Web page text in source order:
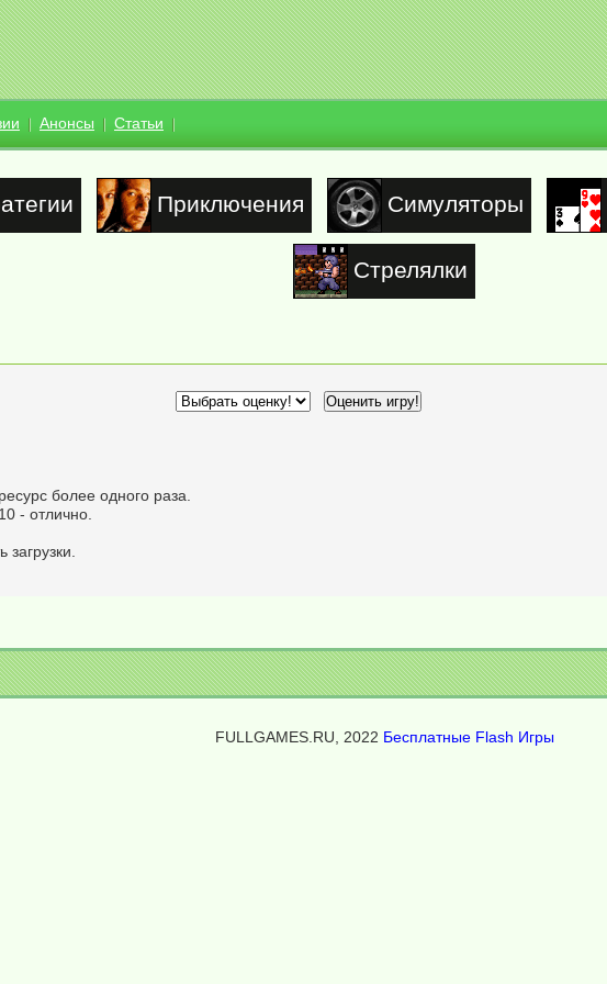
Анонсы Статьи
Приключения Симуляторы
Стрелялки
более одного раза.
- отлично.
FULLGAMES.RU, 2022 Бесплатные Flash Игры